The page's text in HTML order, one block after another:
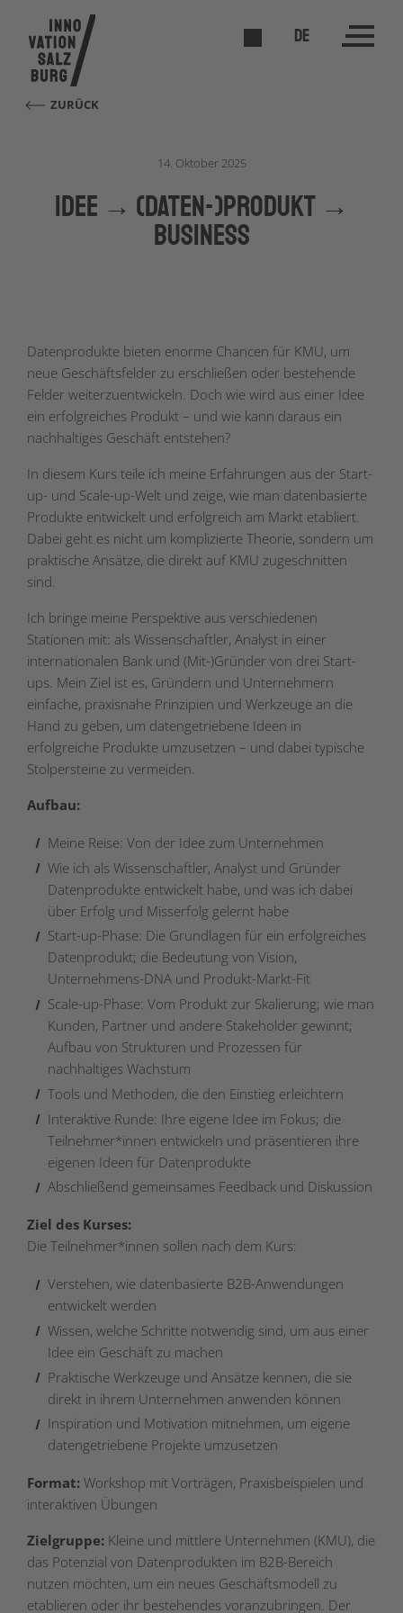
DE
ZURÜCK
14. Oktober 2025
Idee → (Daten-)Produkt →
Business
Datenprodukte bieten enorme Chancen für KMU, um
neue Geschäftsfelder zu erschließen oder bestehende
Felder weiterzuentwickeln. Doch wie wird aus einer Idee
ein erfolgreiches Produkt – und wie kann daraus ein
nachhaltiges Geschäft entstehen?
In diesem Kurs teile ich meine Erfahrungen aus der Start-
up- und Scale-up-Welt und zeige, wie man datenbasierte
Produkte entwickelt und erfolgreich am Markt etabliert.
Dabei geht es nicht um komplizierte Theorie, sondern um
praktische Ansätze, die direkt auf KMU zugeschnitten
sind.
Ich bringe meine Perspektive aus verschiedenen
Stationen mit: als Wissenschaftler, Analyst in einer
internationalen Bank und (Mit-)Gründer von drei Start-
ups. Mein Ziel ist es, Gründern und Unternehmern
einfache, praxisnahe Prinzipien und Werkzeuge an die
Hand zu geben, um datengetriebene Ideen in
erfolgreiche Produkte umzusetzen – und dabei typische
Stolpersteine zu vermeiden.
Aufbau:
Meine Reise: Von der Idee zum Unternehmen
Wie ich als Wissenschaftler, Analyst und Gründer
Datenprodukte entwickelt habe, und was ich dabei
über Erfolg und Misserfolg gelernt habe
Start-up-Phase: Die Grundlagen für ein erfolgreiches
Datenprodukt; die Bedeutung von Vision,
Unternehmens-DNA und Produkt-Markt-Fit
Scale-up-Phase: Vom Produkt zur Skalierung; wie man
Kunden, Partner und andere Stakeholder gewinnt;
Aufbau von Strukturen und Prozessen für
nachhaltiges Wachstum
Tools und Methoden, die den Einstieg erleichtern
Interaktive Runde: Ihre eigene Idee im Fokus; die
Teilnehmer*innen entwickeln und präsentieren ihre
eigenen Ideen für Datenprodukte
Abschließend gemeinsames Feedback und Diskussion
Ziel des Kurses:
Die Teilnehmer*innen sollen nach dem Kurs:
Verstehen, wie datenbasierte B2B-Anwendungen
entwickelt werden
Wissen, welche Schritte notwendig sind, um aus einer
Idee ein Geschäft zu machen
Praktische Werkzeuge und Ansätze kennen, die sie
direkt in ihrem Unternehmen anwenden können
Inspiration und Motivation mitnehmen, um eigene
datengetriebene Projekte umzusetzen
Format: Workshop mit Vorträgen, Praxisbeispielen und
interaktiven Übungen
Zielgruppe: Kleine und mittlere Unternehmen (KMU), die
das Potenzial von Datenprodukten im B2B-Bereich
nutzen möchten, um ein neues Geschäftsmodell zu
etablieren oder ihr bestehendes voranzubringen. Der